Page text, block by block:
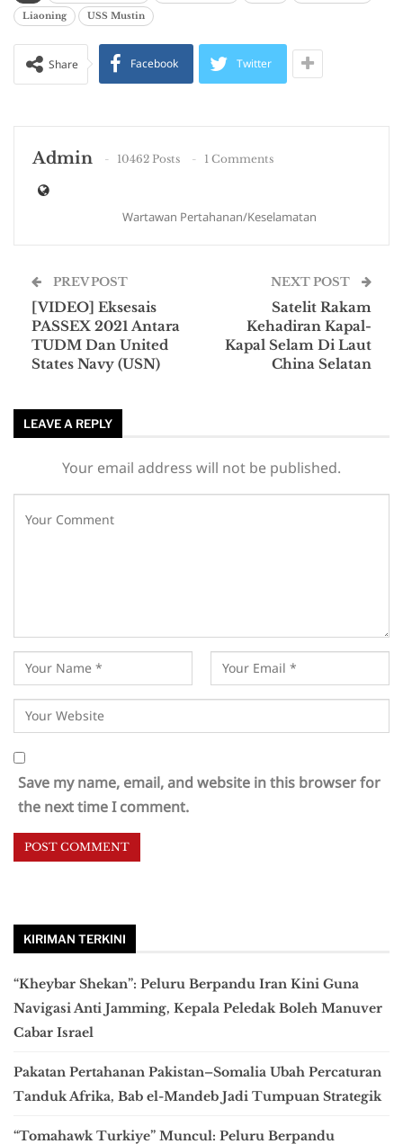
Liaoning
USS Mustin
Share Facebook Twitter
Admin 10462 Posts 1 Comments
Wartawan Pertahanan/Keselamatan
PREV POST
[VIDEO] Eksesais
PASSEX 2021 Antara
TUDM Dan United
States Navy (USN)
NEXT POST
Satelit Rakam
Kehadiran Kapal-
Kapal Selam Di Laut
China Selatan
LEAVE A REPLY
Your email address will not be published.
Save my name, email, and website in this browser for
the next time I comment.
KIRIMAN TERKINI
“Kheybar Shekan”: Peluru Berpandu Iran Kini Guna
Navigasi Anti Jamming, Kepala Peledak Boleh Manuver
Cabar Israel
Pakatan Pertahanan Pakistan–Somalia Ubah Percaturan
Tanduk Afrika, Bab el-Mandeb Jadi Tumpuan Strategik
“Tomahawk Turkiye” Muncul: Peluru Berpandu